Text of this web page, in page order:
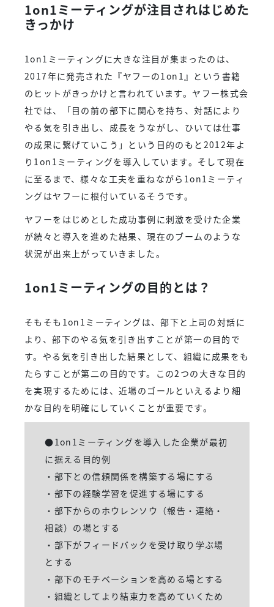
1on1ミーティングが注目されはじめた
きっかけ
1on1ミーティングに大きな注目が集まったのは、
2017年に発売された『ヤフーの1on1』という書籍
のヒットがきっかけと言われています。ヤフー株式会
社では、「目の前の部下に関心を持ち、対話により
やる気を引き出し、成長をうながし、ひいては仕事
の成果に繋げていこう」という目的のもと2012年よ
り1on1ミーティングを導入しています。そして現在
に至るまで、様々な工夫を重ねながら1on1ミーティ
ングはヤフーに根付いているそうです。
ヤフーをはじめとした成功事例に刺激を受けた企業
が続々と導入を進めた結果、現在のブームのような
状況が出来上がっていきました。
1on1ミーティングの目的とは？
そもそも1on1ミーティングは、部下と上司の対話に
より、部下のやる気を引き出すことが第一の目的で
す。やる気を引き出した結果として、組織に成果をも
たらすことが第二の目的です。この2つの大きな目的
を実現するためには、近場のゴールといえるより細
かな目的を明確にしていくことが重要です。
●1on1ミーティングを導入した企業が最初
に据える目的例
・部下との信頼関係を構築する場にする
・部下の経験学習を促進する場にする
・部下からのホウレンソウ（報告・連絡・
相談）の場とする
・部下がフィードバックを受け取り学ぶ場
とする
・部下のモチベーションを高める場とする
・組織としてより結束力を高めていくため